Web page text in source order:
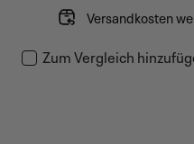
Versandkosten
Zum Vergleich